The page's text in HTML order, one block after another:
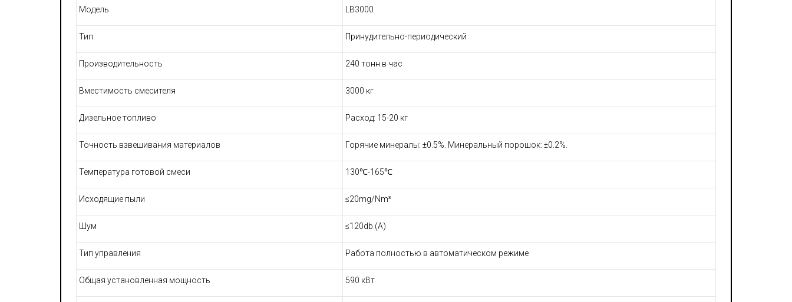
Модель LB3000
Тип Принудительно-периодический
Производительность 240 тонн в час
Вместимость смесителя 3000 кг
Дизельное топливо Расход: 15-20 кг
Точность взвешивания материалов Горячие минералы: ±0.5%. Минеральный порошок: ±0.2%.
Температура готовой смеси 130℃-165℃
Исходящие пыли ≤20mg/Nm³
Шум ≤120db (A)
Тип управления Работа полностью в автоматическом режиме
Общая установленная мощность 590 кВт